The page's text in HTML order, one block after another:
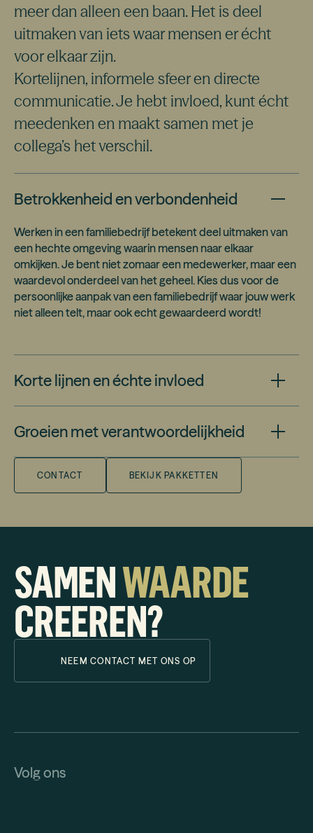
meer dan alleen een baan. Het is deel
uitmaken van iets waar mensen er écht
voor elkaar zijn.
Kortelijnen, informele sfeer en directe
communicatie. Je hebt invloed, kunt écht
meedenken en maakt samen met je
collega’s het verschil.
Betrokkenheid en verbondenheid
Werken in een familiebedrijf betekent deel uitmaken van
een hechte omgeving waarin mensen naar elkaar
omkijken. Je bent niet zomaar een medewerker, maar een
waardevol onderdeel van het geheel. Kies dus voor de
persoonlijke aanpak van een familiebedrijf waar jouw werk
niet alleen telt, maar ook echt gewaardeerd wordt!
Korte lijnen en échte invloed
snel schakelen, meedenken en daadwerkelijk bijdragen.
Groeien met verantwoordelijkheid
Het werken in een familiebedrijf bied je de kans om in een
warme, betrokken omgeving te groeien,
verantwoordelijkheid te nemen en trots te zijn op wat je
aangezamenlijke doelen. Je hebt de ruimte om jezelf te
CONTACT BEKIJK PAKKETTEN
SAMENWAARDE
CREEREN?
NEEM CONTACT MET ONS OP
Volg ons